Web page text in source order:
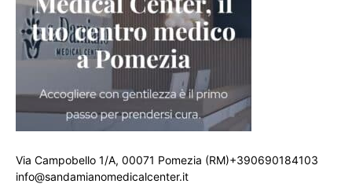
Via Campobello 1/A, 00071 Pomezia (RM)+390690184103
info@sandamianomedicalcenter.it